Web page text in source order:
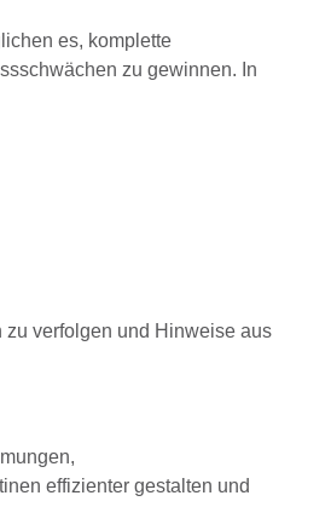
es, komplette
zu gewinnen. In
verfolgen und Hinweise aus
effizienter gestalten und